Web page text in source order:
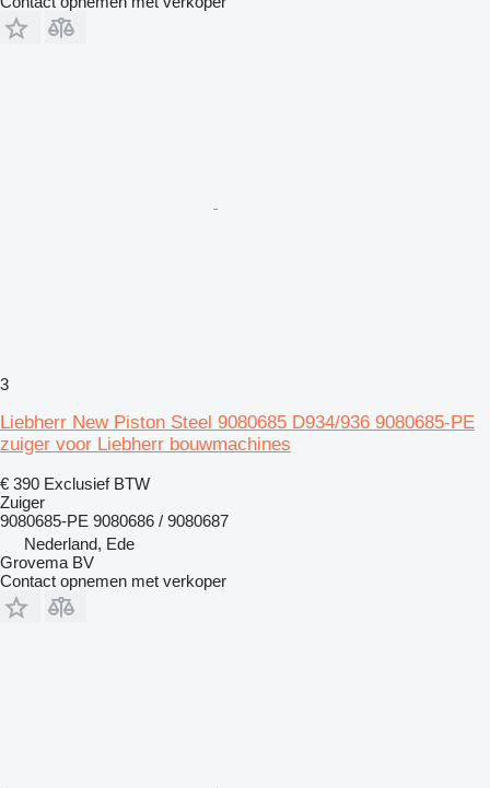
3
Liebherr New Piston Steel 9080685 D934/936 9080685-PE
zuiger voor Liebherr bouwmachines
€ 390 Exclusief BTW
Zuiger
9080685-PE 9080686 / 9080687
Nederland, Ede
Grovema BV
Contact opnemen met verkoper